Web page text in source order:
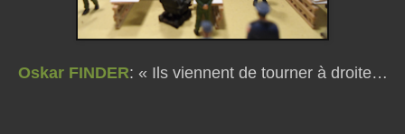
Oskar FINDER: « Ils viennent de tourner à droite…